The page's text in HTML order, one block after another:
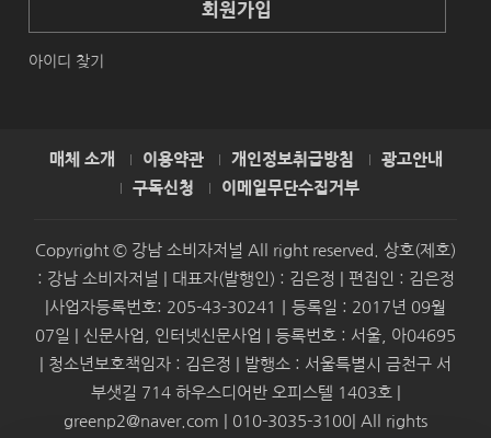
회원가입
아이디 찾기
매체 소개 이용약관 개인정보취급방침
광고안내
구독신청
이메일무단수집거부
Copyright © 강남 소비자저널 All right reserved. 상호(제호)
: 강남 소비자저널 | 대표자(발행인) : 김은정 | 편집인 : 김은정
|사업자등록번호: 205-43-30241｜등록일 : 2017년 09월
07일 | 신문사업, 인터넷신문사업 | 등록번호 : 서울, 아04695
| 청소년보호책임자 : 김은정 | 발행소 : 서울특별시 금천구 서
부샛길 714 하우스디어반 오피스텔 1403호 |
greenp2@naver.com | 010-3035-3100| All rights